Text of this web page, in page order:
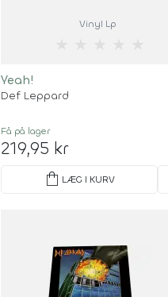
Vinyl Lp
Yeah!
Def Leppard
Få på lager
219,95 kr
shopping_bag LÆG I KURV